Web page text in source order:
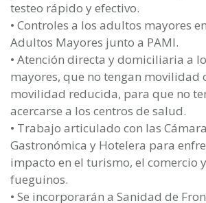
testeo rápido y efectivo.
• Controles a los adultos mayores
Adultos Mayores junto a PAMI.
• Atención directa y domiciliaria a
mayores, que no tengan movilidad
movilidad reducida, para que no
acercarse a los centros de salud.
• Trabajo articulado con las
Gastronómica y Hotelera para
impacto en el turismo, el comercio
fueguinos.
• Se incorporarán a Sanidad de